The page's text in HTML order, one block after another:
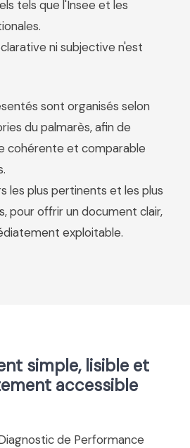
tels que l'Insee et les
ni subjective n'est
sont organisés selon
du palmarès, afin de
cohérente et comparable
les plus pertinents et les plus
pour offrir un document clair,
exploitable.
simple, lisible et
accessible
de Performance